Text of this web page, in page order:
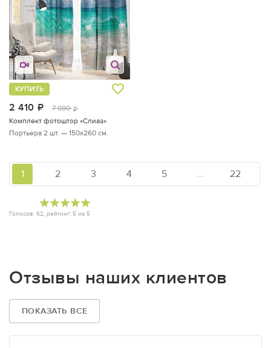
2 410 руб.
7 080 руб.
КУПИТЬ
Комплект фотоштор «Слиаз»
Портьера 2 шт. — 150х260 см.
Голосов: 62, рейтинг: 5 из 5
1 2 3 4 5 ... 22
Отзывы наших клиентов
ПОКАЗАТЬ ВСЕ